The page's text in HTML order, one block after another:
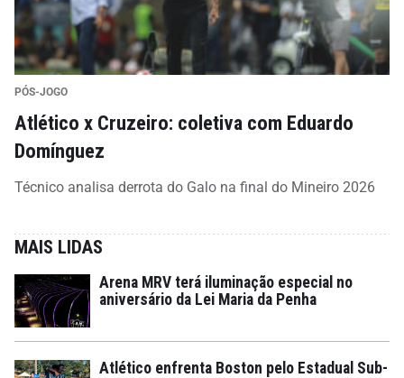
PÓS-JOGO
Atlético x Cruzeiro: coletiva com Eduardo
Domínguez
Técnico analisa derrota do Galo na final do Mineiro 2026
MAIS LIDAS
Arena MRV terá iluminação especial no
aniversário da Lei Maria da Penha
Atlético enfrenta Boston pelo Estadual Sub-